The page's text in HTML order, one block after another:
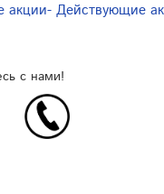
- Действующие
с нами!